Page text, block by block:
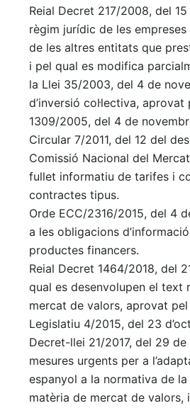
Reial Decret 217/2008, del
règim jurídic de les empreses
de les altres entitats que
i pel qual es modifica
la Llei 35/2003, del 4 de
d’inversió col·lectiva,
1309/2005, del 4 de
Circular 7/2011, del 12 del
Comissió Nacional del
fullet informatiu de tarifes i
contractes tipus.
Orde ECC/2316/2015, del 4
a les obligacions
productes financers.
Reial Decret 1464/2018, del
qual es desenvolupen el text
mercat de valors, aprovat pel
Legislatiu 4/2015, del 23
Decret-llei 21/2017, del 29
mesures urgents per a
espanyol a la normativa de
matèria de mercat de valors,